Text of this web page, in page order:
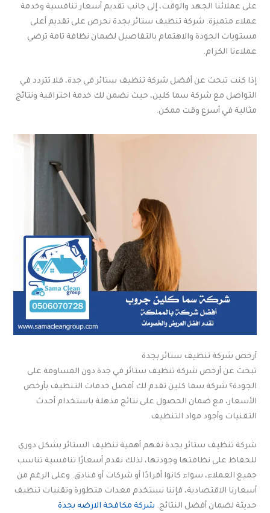
على عملائنا الجهد والوقت، إلى جانب تقديم أسعار تنافسية وخدمة
عملاء متميزة. شركة تنظيف ستائر بجدة نحرص على تقديم أعلى
مستويات الجودة والاهتمام بالتفاصيل لضمان نظافة تامة ترضي
عملاءنا الكرام.
إذا كنت تبحث عن أفضل شركة تنظيف ستائر في جدة، فلا تتردد في
التواصل مع شركة سما كلين، حيث نضمن لك خدمة احترافية ونتائج
مثالية في أسرع وقت ممكن.
أرخص شركة تنظيف ستائر بجدة
تبحث عن أرخص شركة تنظيف ستائر في جدة دون المساومة على
الجودة؟ شركة سما كلين تقدم لك أفضل خدمات التنظيف بأرخص
الأسعار، مع ضمان الحصول على نتائج مذهلة باستخدام أحدث
التقنيات وأجود مواد التنظيف.
شركة تنظيف ستائر بجدة نفهم أهمية تنظيف الستائر بشكل دوري
للحفاظ على نظافتها وجودتها، لذلك نقدم أسعارًا تنافسية تناسب
جميع العملاء، سواء كانوا أفرادًا أو شركات أو فنادق. وعلى الرغم من
أسعارنا الاقتصادية، فإننا نستخدم معدات متطورة وتقنيات تنظيف
حديثة لضمان أفضل النتائج. شركة مكافحة الارضه بجدة